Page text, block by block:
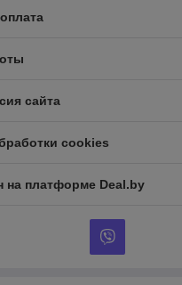
сайта
cookies
на платформе Deal.by